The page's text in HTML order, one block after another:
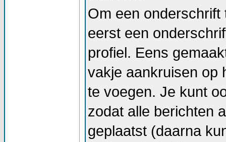
Om een
eerst een
profiel. Eens
vakje aankruisen op
te voegen. Je kunt
zodat alle berichten
geplaatst (daarna